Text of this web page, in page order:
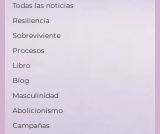
Todas las noticias
Resiliencia
Sobreviviente
Procesos
Libro
Blog
Masculinidad
Abolicionismo
Campañas